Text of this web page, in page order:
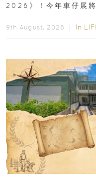
2026》！今年車仔展
9th August, 2026 ｜ In